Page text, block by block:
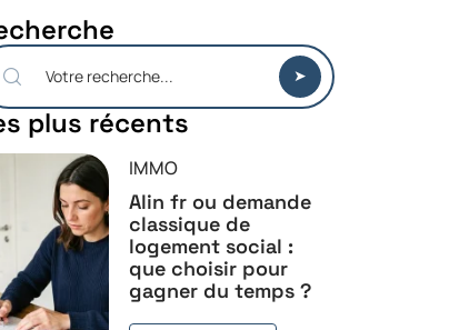
plus récents
IMMO
Alin fr ou demande
classique de
logement social :
que choisir pour
gagner du temps ?